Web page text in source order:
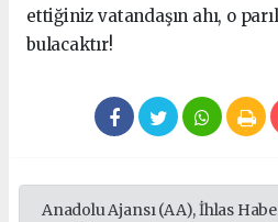
ettiğiniz vatandaşın ahı, o
bulacaktır!
Anadolu Ajansı (AA), İhlas